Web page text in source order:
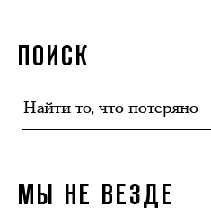
ПОИСК
МЫ НЕ ВЕЗДЕ